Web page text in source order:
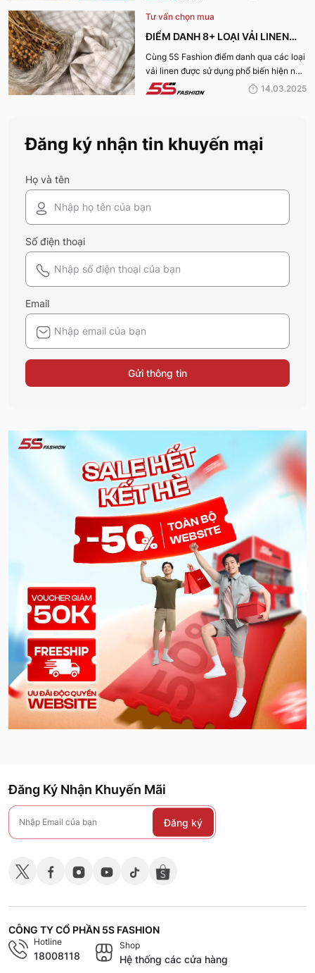
tìm hiểu nhé!
Tư vấn chọn mua
ĐIỂM DANH 8+ LOẠI VẢI LINEN
PHỔ BIẾN NHẤT HIỆN NAY
Cùng 5S Fashion điểm danh qua các loại
vải linen được sử dụng phổ biến hiện nay
trên thị trường cũng như ưu nhược điểm
14.03.2025
Đăng ký nhận tin khuyến mại
Họ và tên
Số điện thoại
Email
Gửi thông tin
Đăng Ký Nhận Khuyến Mãi
Đăng ký
CÔNG TY CỔ PHẦN 5S FASHION
Hotline
18008118
Shop
Hệ thống các cửa hàng